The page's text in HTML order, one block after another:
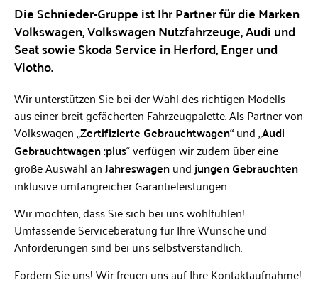
Die Schnieder-Gruppe ist Ihr Partner für die Marken
Volkswagen, Volkswagen Nutzfahrzeuge, Audi und
Seat sowie Skoda Service in Herford, Enger und
Vlotho.
Wir unterstützen Sie bei der Wahl des richtigen Modells
aus einer breit gefächerten Fahrzeugpalette. Als Partner von
Volkswagen „Zertifizierte Gebrauchtwagen“und „Audi
Gebrauchtwagen :plus“ verfügen wir zudem über eine
große Auswahl anJahreswagenund jungen Gebrauchten
inklusive umfangreicher Garantieleistungen.
Wir möchten, dass Sie sich bei uns wohlfühlen!
Umfassende Serviceberatung für Ihre Wünsche und
Anforderungen sind bei uns selbstverständlich.
Fordern Sie uns! Wir freuen uns auf Ihre Kontaktaufnahme!